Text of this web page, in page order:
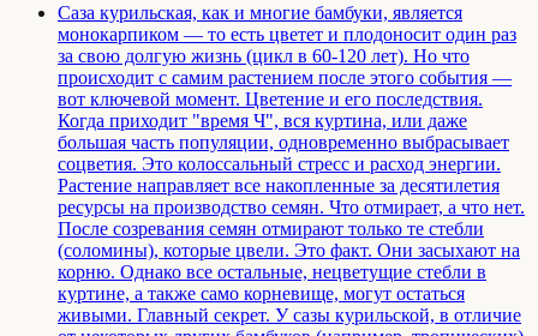
Саза курильская, как и многие бамбуки, является
монокарпиком — то есть цветет и плодоносит один раз
за свою долгую жизнь (цикл в 60-120 лет). Но что
происходит с самим растением после этого события —
вот ключевой момент. Цветение и его последствия.
Когда приходит "время Ч", вся куртина, или даже
большая часть популяции, одновременно выбрасывает
соцветия. Это колоссальный стресс и расход энергии.
Растение направляет все накопленные за десятилетия
ресурсы на производство семян. Что отмирает, а что нет.
После созревания семян отмирают только те стебли
(соломины), которые цвели. Это факт. Они засыхают на
корню. Однако все остальные, нецветущие стебли в
куртине, а также само корневище, могут остаться
живыми. Главный секрет. У сазы курильской, в отличие